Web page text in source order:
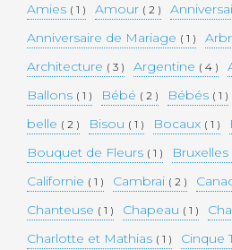
Amies ( 1 ) Amour ( 2 )
Anniversaire de Mariage ( 1 )
Architecture ( 3 ) Argentine ( 4 )
Ballons ( 1 ) Bébé ( 2 ) Bébés ( 1 )
belle ( 2 ) Bisou ( 1 ) Bocaux ( 1 )
Bouquet de Fleurs ( 1 ) Bruxelles
Californie ( 1 ) Cambrai ( 2 )
Chanteuse ( 1 ) Chapeau ( 1 )
Charlotte et Mathias ( 1 ) Cinque